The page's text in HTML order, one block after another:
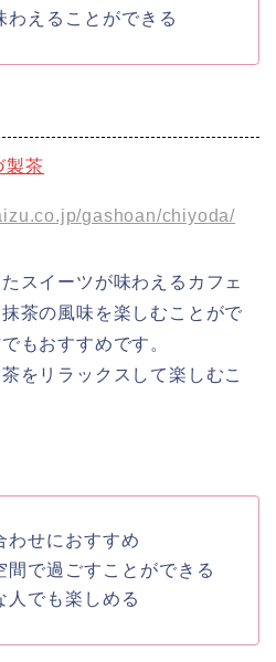
わえることができる
gashoan/chiyoda/
スイーツが味わえるカフェ
茶の風味を楽しむことがで
もおすすめです。
をリラックスして楽しむこ
わせにおすすめ
間で過ごすことができる
人でも楽しめる